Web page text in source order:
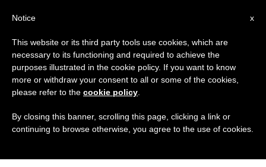
x
Notice
This website or its third party tools use cookies, which are
necessary to its functioning and required to achieve the
purposes illustrated in the cookie policy. If you want to know
more or withdraw your consent to all or some of the cookies,
please refer to the cookie policy
By closing this banner, scrolling this page, clicking a link or
continuing to browse otherwise, you agree to the use of cookies.